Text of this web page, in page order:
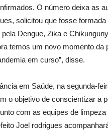
O número deixa as
solicitou que fosse
Dengue, Zika e
temos um novo momento da
em curso”, disse.
em Saúde, na segunda-
o objetivo de conscientizar a
com as equipes de
Joel rodrigues